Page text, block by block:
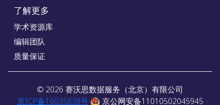
了解更多
学术资源库
编辑团队
质量保证
© 2026 赛沃思数据服务（北京）有限公司
京ICP备16035838号
京公网安备11010502045945